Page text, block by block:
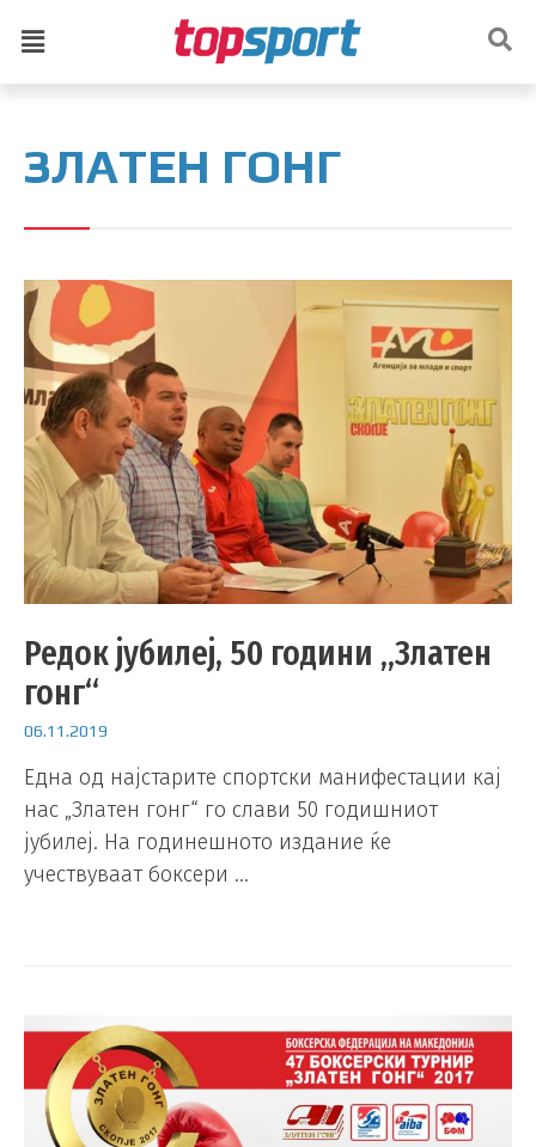
ЗЛАТЕН ГОНГ
Редок јубилеј, 50 години „Златен
гонг“
06.11.2019
Една од најстарите спортски манифестации кај
нас „Златен гонг“ го слави 50 годишниот
јубилеј. На годинешното издание ќе
учествуваат боксери …